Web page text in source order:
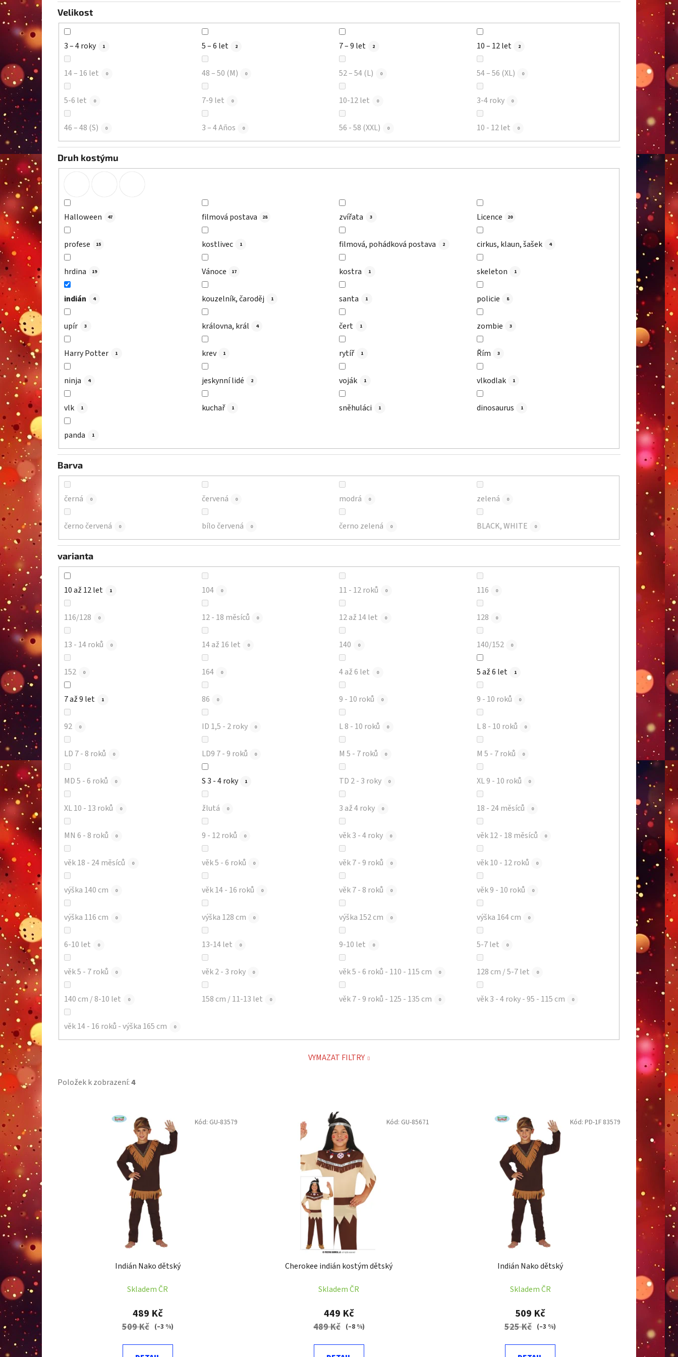
Velikost
3 – 4 roky 1 5 – 6 let 2 7 – 9 let 2 10 – 12 let 2
14 – 16 let 0 48 – 50 (M) 0 52 – 54 (L) 0 54 – 56 (XL) 0
5-6 let 0 7-9 let 0 10-12 let 0 3-4 roky 0
46 – 48 (S) 0 3 – 4 Años 0 56 - 58 (XXL) 0 10 - 12 let 0
Druh kostýmu
Halloween 47 filmová postava 28 zvířata 3 Licence 20
profese 15 kostlivec 1 filmová, pohádková postava 2 cirkus, klaun, šašek 4
hrdina 19 Vánoce 17 kostra 1 skeleton 1
indián 4 kouzelník, čaroděj 1 santa 1 policie 8
upír 3 královna, král 4 čert 1 zombie 3
Harry Potter 1 krev 1 rytíř 1 Řím 3
ninja 4 jeskynní lidé 2 voják 1 vlkodlak 1
vlk 1 kuchař 1 sněhuláci 1 dinosaurus 1
panda 1
Barva
černá 0 červená 0 modrá 0 zelená 0
černo červená 0 bílo červená 0 černo zelená 0 BLACK, WHITE 0
varianta
10 až 12 let 1 104 0 11 - 12 roků 0 116 0
116/128 0 12 - 18 měsíců 0 12 až 14 let 0 128 0
13 - 14 roků 0 14 až 16 let 0 140 0 140/152 0
152 0 164 0 4 až 6 let 0 5 až 6 let 1
7 až 9 let 1 86 0 9 - 10 roků 0 9 - 10 roků 0
92 0 ID 1,5 - 2 roky 0 L 8 - 10 roků 0 L 8 - 10 roků 0
LD 7 - 8 roků 0 LD9 7 - 9 roků 0 M 5 - 7 roků 0 M 5 - 7 roků 0
MD 5 - 6 roků 0 S 3 - 4 roky 1 TD 2 - 3 roky 0 XL 9 - 10 roků 0
XL 10 - 13 roků 0 žlutá 0 3 až 4 roky 0 18 - 24 měsíců 0
MN 6 - 8 roků 0 9 - 12 roků 0 věk 3 - 4 roky 0 věk 12 - 18 měsíců 0
věk 18 - 24 měsíců 0 věk 5 - 6 roků 0 věk 7 - 9 roků 0 věk 10 - 12 roků 0
výška 140 cm 0 věk 14 - 16 roků 0 věk 7 - 8 roků 0 věk 9 - 10 roků 0
výška 116 cm 0 výška 128 cm 0 výška 152 cm 0 výška 164 cm 0
6-10 let 0 13-14 let 0 9-10 let 0 5-7 let 0
věk 5 - 7 roků 0 věk 2 - 3 roky 0 věk 5 - 6 roků - 110 - 115 cm 0 128 cm / 5-7 let 0
140 cm / 8-10 let 0 158 cm / 11-13 let 0 věk 7 - 9 roků - 125 - 135 cm 0 věk 3 - 4 roky - 95 - 115 cm 0
věk 14 - 16 roků - výška 165 cm 0
VYMAZAT FILTRY
Položek k zobrazení:4
Indián Nako dětský
Skladem ČR
489 Kč
509 Kč (–3 %)
Kód: GU-83579
Cherokee indián kostým dětský
Skladem ČR
449 Kč
489 Kč (–8 %)
Kód: GU-85671
Indián Nako dětský
Skladem ČR
509 Kč
525 Kč (–3 %)
Kód: PD-1F 83579